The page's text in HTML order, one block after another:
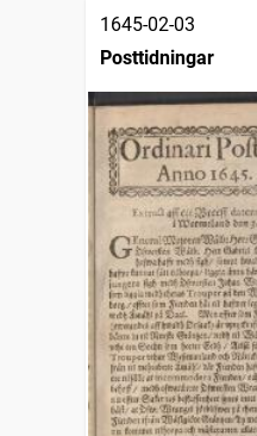
1645-02-03
Posttidningar